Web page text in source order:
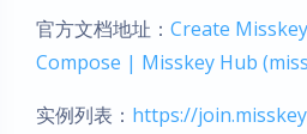
官方文档地址： Create
Compose | Misskey Hub
实例列表： https://